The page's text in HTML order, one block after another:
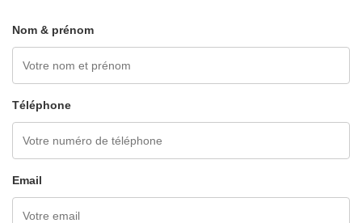
Nom & prénom
Téléphone
Email